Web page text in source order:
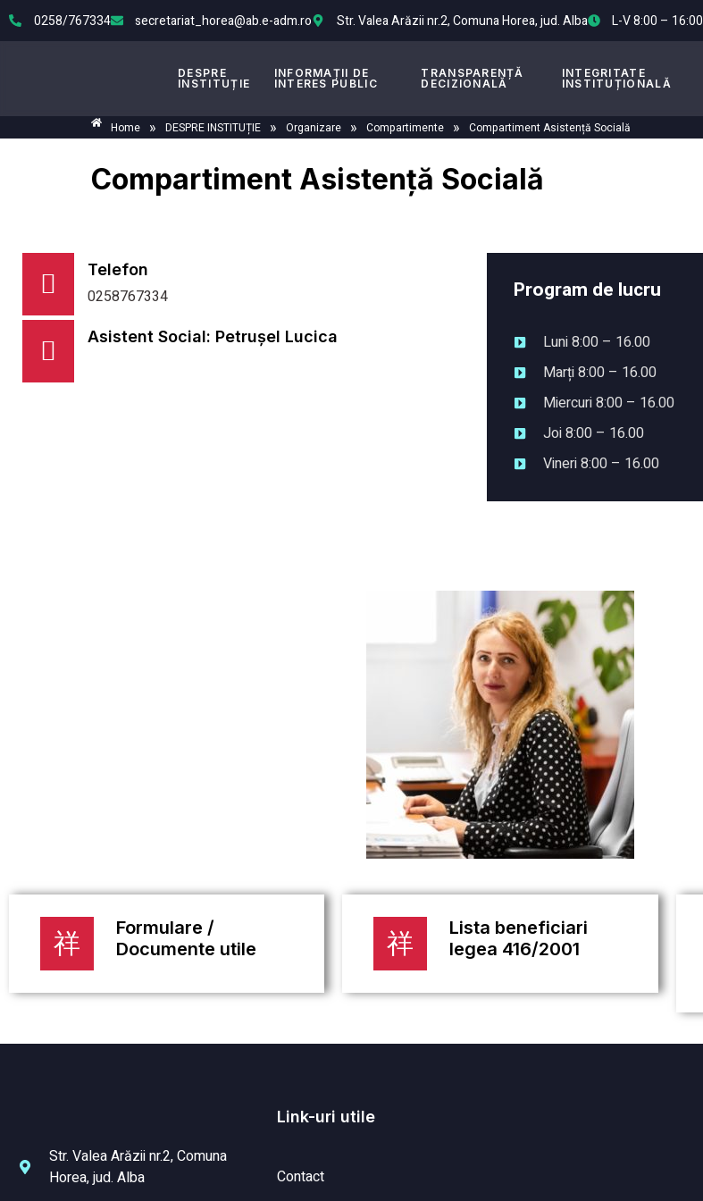
0258/767334 secretariat_horea@ab.e-adm.ro Str. Valea Arăzii nr.2, Comuna Horea, jud. Alba L-V 8:00 – 16:00
DESPRE
INSTITUȚIE
INFORMAȚII DE
INTERES PUBLIC
TRANSPARENȚĂ
DECIZIONALĂ
INTEGRITATE
INSTITUȚIONALĂ
Home » DESPRE INSTITUȚIE » Organizare » Compartimente » Compartiment Asistență Socială
Compartiment Asistență Socială
Telefon
0258767334
Asistent Social: Petrușel Lucica
Program de lucru
Luni 8:00 – 16.00
Marți 8:00 – 16.00
Miercuri 8:00 – 16.00
Joi 8:00 – 16.00
Vineri 8:00 – 16.00
Formulare /
Documente utile
Lista beneficiari
legea 416/2001
Str. Valea Arăzii nr.2, Comuna
Horea, jud. Alba
Link-uri utile
Contact